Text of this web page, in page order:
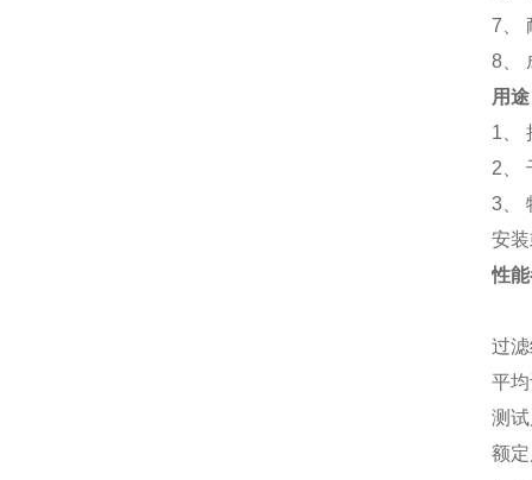
7
8
用
1
2
3
安
性
过
平
测
额